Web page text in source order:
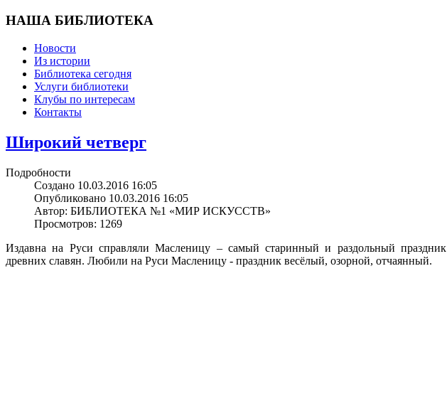
НАША БИБЛИОТЕКА
Новости
Из истории
Библиотека сегодня
Услуги библиотеки
Клубы по интересам
Контакты
Широкий четверг
Подробности
Создано 10.03.2016 16:05
Опубликовано 10.03.2016 16:05
Автор: БИБЛИОТЕКА №1 «МИР ИСКУССТВ»
Просмотров: 1269
Издавна на Руси справляли Масленицу – самый старинный и раздольный праздник
древних славян. Любили на Руси Масленицу - праздник весёлый, озорной, отчаянный.